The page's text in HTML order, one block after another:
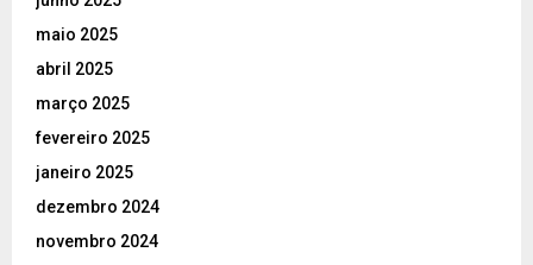
maio 2025
abril 2025
março 2025
fevereiro 2025
janeiro 2025
dezembro 2024
novembro 2024